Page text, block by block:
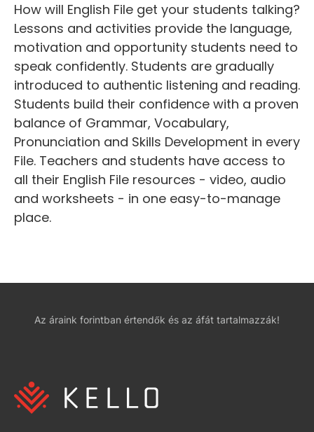
How will English File get your students talking?
Lessons and activities provide the language,
motivation and opportunity students need to
speak confidently. Students are gradually
introduced to authentic listening and reading.
Students build their confidence with a proven
balance of Grammar, Vocabulary,
Pronunciation and Skills Development in every
File. Teachers and students have access to
all their English File resources - video, audio
and worksheets - in one easy-to-manage
place.
Az áraink forintban értendők és az áfát tartalmazzák!